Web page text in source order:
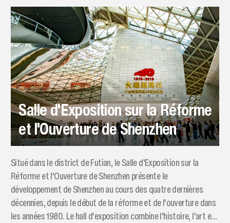
Salle d'Exposition sur la Réforme
et l'Ouverture de Shenzhen
Situé dans le district de Futian, le Salle d'Exposition sur la
Réforme et l'Ouverture de Shenzhen présente le
développement de Shenzhen au cours des quatre dernières
décennies, depuis le début de la réforme et de l'ouverture dans
les années 1980. Le hall d'exposition combine l'histoire, l'art et